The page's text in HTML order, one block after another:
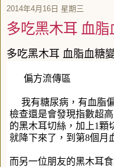
2014年4月16日 星期三
多吃黑木耳 血脂
多吃黑木耳 血脂血糖
偏方流傳區
我有糖尿病，有血脂
檢查還是會發現指數超
的黑木耳切絲，加上1顆
就降下來了，到第8個月
而另一位朋友的黑木耳